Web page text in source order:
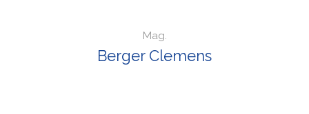
Mag.
Berger Clemens